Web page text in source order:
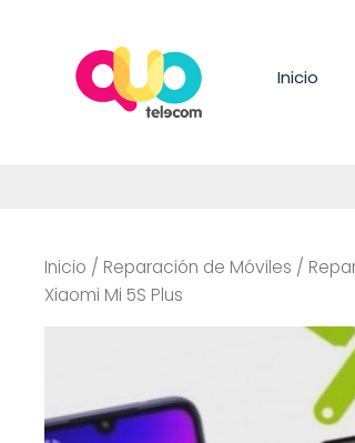
contenido
Inicio
Inicio / Reparación de Móviles /
Xiaomi Mi 5S Plus